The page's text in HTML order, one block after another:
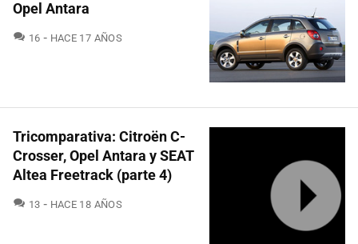
Opel Antara
16 COMENTARIOS
HACE 17 AÑOS
Tricomparativa: Citroën C-
Crosser, Opel Antara y SEAT
Altea Freetrack (parte 4)
13 COMENTARIOS
HACE 18 AÑOS